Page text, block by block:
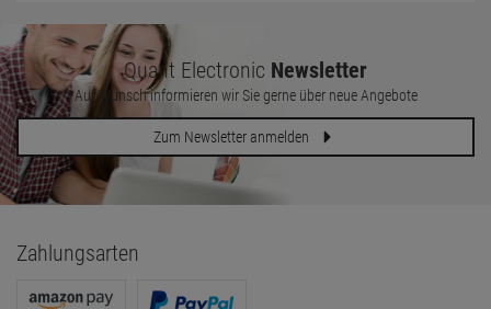
Quant Electronic Newsletter
Auf Wunsch informieren wir Sie gerne über neue Angebote
Zum Newsletter anmelden
Zahlungsarten